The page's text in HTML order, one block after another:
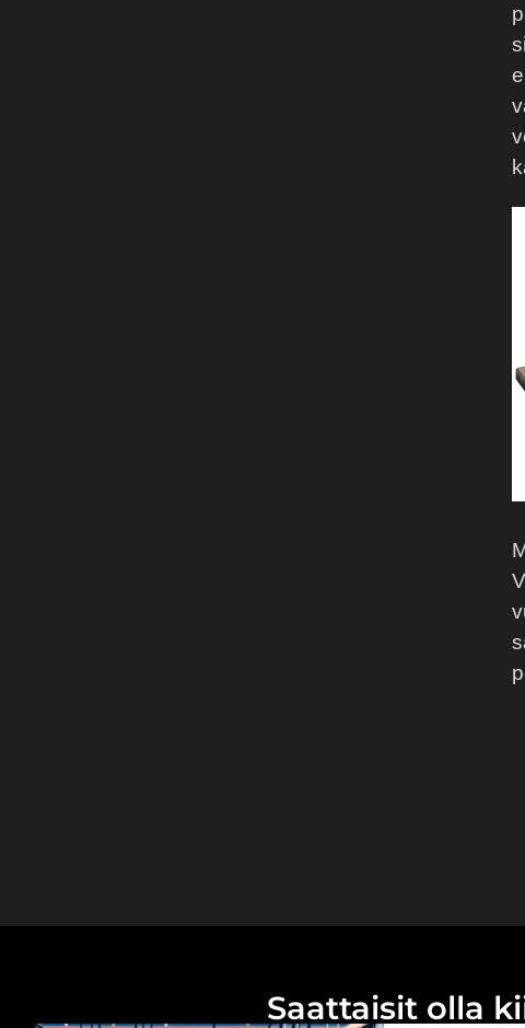
Saattaisit olla